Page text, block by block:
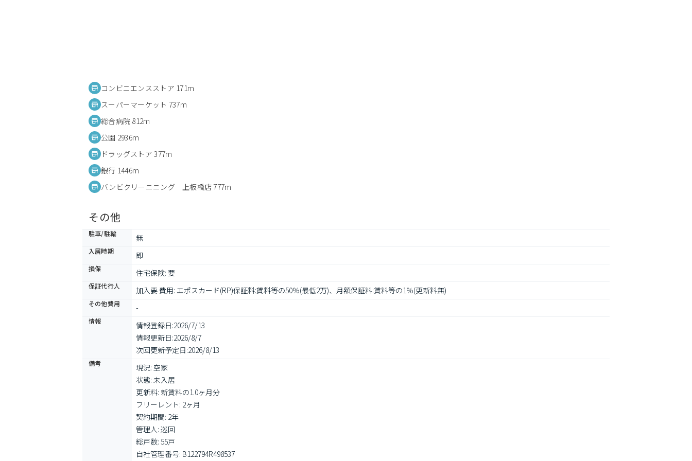
コンビニエンスストア 171m
スーパーマーケット 737m
総合病院 812m
公園 2936m
ドラッグストア 377m
銀行 1446m
バンビクリーニニング 上板橋店 777m
その他
駐車/駐輪 無
入居時期 即
損保 住宅保険: 要
保証代行人 加入要 費用: エポスカード(RP)保証料:賃料等の50％(最低2万)、月額保証料:賃料等の1％(更新料無)
その他費用 -
情報 情報登録日:2026/7/13
情報更新日:2026/8/7
次回更新予定日:2026/8/13
備考
現況: 空家
状態: 未入居
更新料: 新賃料の1.0ヶ月分
フリーレント: 2ヶ月
契約期間: 2年
管理人: 巡回
総戸数: 55戸
自社管理番号: B122794R498537